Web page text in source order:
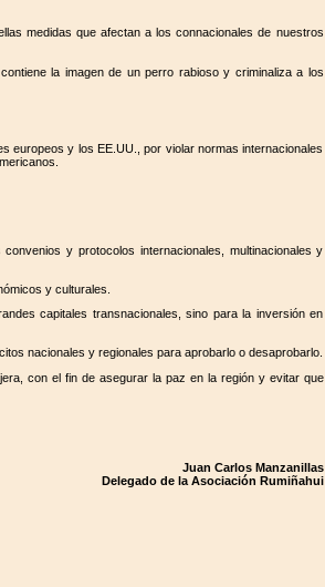
medidas que afectan a los connacionales de nuestros
la imagen de un perro rabioso y criminaliza a los
europeos y los EE.UU., por violar normas internacionales
y protocolos internacionales, multinacionales y
y culturales.
capitales transnacionales, sino para la inversión en
nacionales y regionales para aprobarlo o desaprobarlo.
con el fin de asegurar la paz en la región y evitar que
Juan Carlos Manzanillas
Delegado de la Asociación Rumiñahui